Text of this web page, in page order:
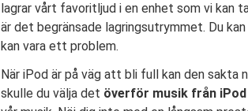
lagrar vårt favoritljud i en enhet som vi kan
är det begränsade lagringsutrymmet. Du
kan vara ett problem.
När iPod är på väg att bli full kan den sakta
skulle du välja det överför musik från